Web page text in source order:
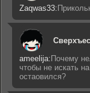
Zaqwas33:
ameelija: Почему
чтобы не искать
остаовился?